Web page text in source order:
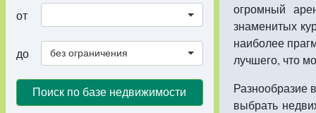
от
до без ограничения
Поиск по базе недвижимости
огромный
знаменитых
наиболее
лучшего, что
Разнообразие
выбрать